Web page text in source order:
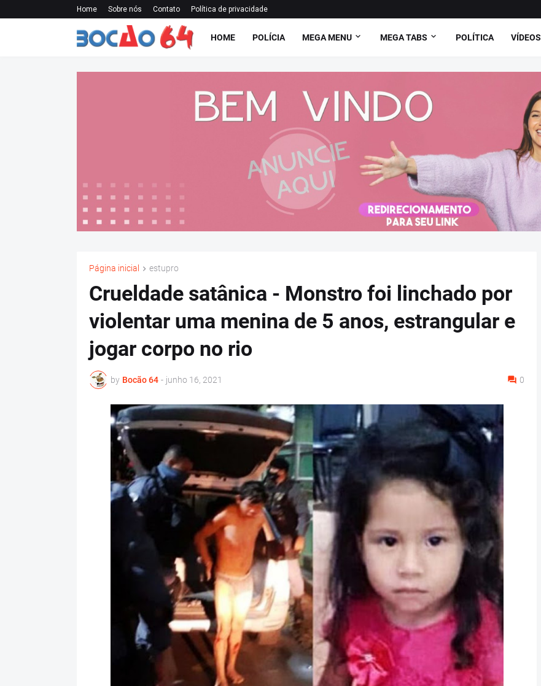
Home Sobre nós Contato Política de privacidade
HOME POLÍCIA MEGA MENU MEGA TABS POLÍTICA VÍDEOS
Página inicial estupro
Crueldade satânica - Monstro foi linchado por
violentar uma menina de 5 anos, estrangular e
jogar corpo no rio
by Bocão 64 - junho 16, 2021 0